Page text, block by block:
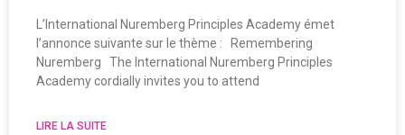
L’International Nuremberg Principles Academy émet
l’annonce suivante sur le thème : Remembering
Nuremberg The International Nuremberg Principles
Academy cordially invites you to attend
LIRE LA SUITE